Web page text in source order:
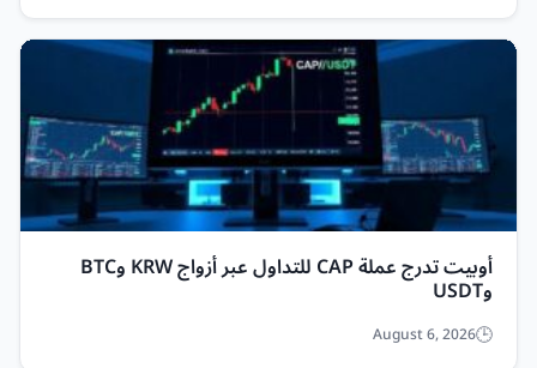
أوبيت تدرج عملة CAP للتداول عبر أزواج KRW وBTC
وUSDT
August 6, 2026